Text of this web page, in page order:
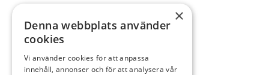
×
Denna webbplats använder
cookies
Vi använder cookies för att anpassa
innehåll, annonser och för att analysera vår